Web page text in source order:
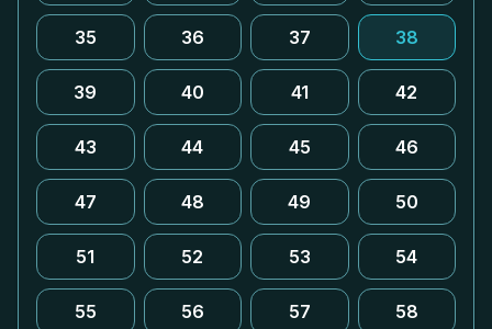
35 36 37 38
39 40 41 42
43 44 45 46
47 48 49 50
51 52 53 54
55 56 57 58